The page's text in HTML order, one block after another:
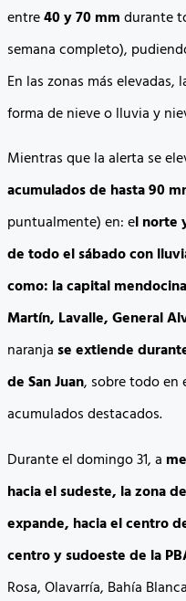
entre40 y 70 mmdurante
semana completo),
En las zonas más
forma de nieve o lluvia y
Mientras que la alerta se
acumulados de hasta 90
puntualmente) en: el norte
de todo el sábado con
como: la capital
Martín, Lavalle, General
naranjase extiende
de San Juan, sobre todo en
acumulados destacados.
Durante el domingo 31, a
hacia el sudeste, la zona
expande, hacia el centro
centro y sudoeste de la
Rosa, Olavarría, Bahía